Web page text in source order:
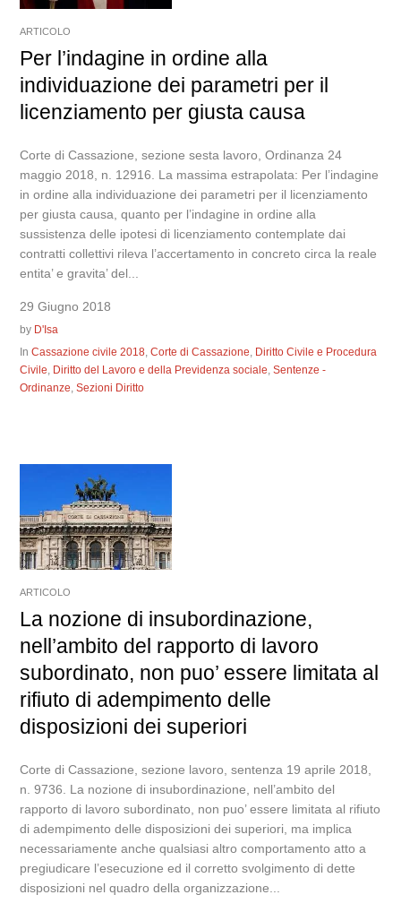
ARTICOLO
Per l’indagine in ordine alla
individuazione dei parametri per il
licenziamento per giusta causa
Corte di Cassazione, sezione sesta lavoro, Ordinanza 24
maggio 2018, n. 12916. La massima estrapolata: Per l’indagine
in ordine alla individuazione dei parametri per il licenziamento
per giusta causa, quanto per l’indagine in ordine alla
sussistenza delle ipotesi di licenziamento contemplate dai
contratti collettivi rileva l’accertamento in concreto circa la reale
entita’ e gravita’ del...
29 Giugno 2018
by D'Isa
InCassazione civile 2018,Corte di Cassazione, Diritto Civile e Procedura
Civile, Diritto del Lavoro e della Previdenza sociale,Sentenze -
Ordinanze,Sezioni Diritto
ARTICOLO
La nozione di insubordinazione,
nell’ambito del rapporto di lavoro
subordinato, non puo’ essere limitata al
rifiuto di adempimento delle
disposizioni dei superiori
Corte di Cassazione, sezione lavoro, sentenza 19 aprile 2018,
n. 9736. La nozione di insubordinazione, nell’ambito del
rapporto di lavoro subordinato, non puo’ essere limitata al rifiuto
di adempimento delle disposizioni dei superiori, ma implica
necessariamente anche qualsiasi altro comportamento atto a
pregiudicare l’esecuzione ed il corretto svolgimento di dette
disposizioni nel quadro della organizzazione...